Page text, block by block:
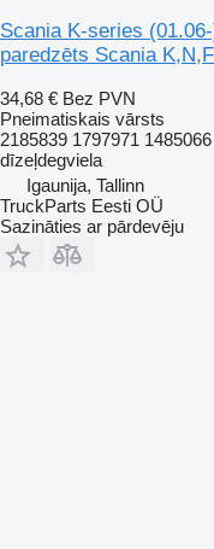
Scania K-series
paredzēts Scania
34,68 € Bez PVN
Pneimatiskais vārsts
2185839 1797971 1485066
dīzeļdegviela
Igaunija, Tallinn
TruckParts Eesti OÜ
Sazināties ar pārdevēju